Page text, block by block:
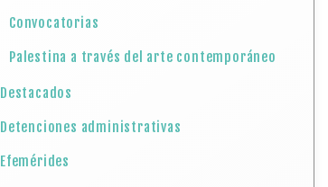
Convocatorias
Palestina a través del arte contemporáneo
Destacados
Detenciones administrativas
Efemérides